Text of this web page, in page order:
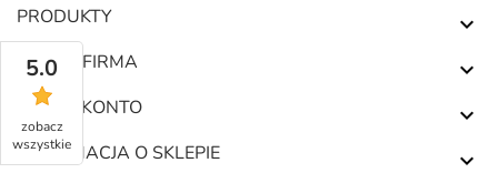
PRODUKTY 
NASZA FIRMA 
TWOJE KONTO 
INFORMACJA O SKLEPIE 
5.0
zobacz
wszystkie